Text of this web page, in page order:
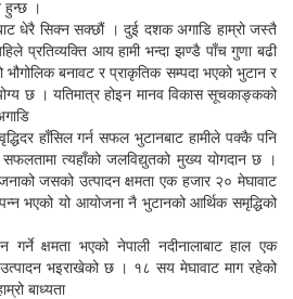
हुन्छ ।
धेरै सिक्न सक्छौं । दुई दशक अगाडि हाम्रो जस्तै
प्रतिव्यक्ति आय हामी भन्दा झण्डै पाँच गुणा बढी
बनावट र प्राकृतिक सम्पदा भएको भुटान र
छ । यतिमात्र होइन मानव विकास सूचकाङ्कको
हाँसिल गर्न सफल भुटानबाट हामीले पक्कै पनि
त्यहाँको जलविद्युतको मुख्य योगदान छ ।
जसको उत्पादन क्षमता एक हजार २० मेघावाट
भएको यो आयोजना नै भुटानको आर्थिक समृद्धिको
गर्ने क्षमता भएको नेपाली नदीनालाबाट हाल एक
भइराखेको छ । १८ सय मेघावाट माग रहेको
बाध्यता